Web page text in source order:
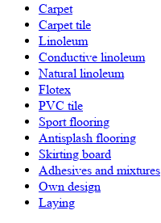
Carpet
Carpet tile
Linoleum
Сonductive linoleum
Natural linoleum
Flotex
PVC tile
Sport flooring
Antisplash flooring
Skirting board
Adhesives and mixtures
Own design
Laying